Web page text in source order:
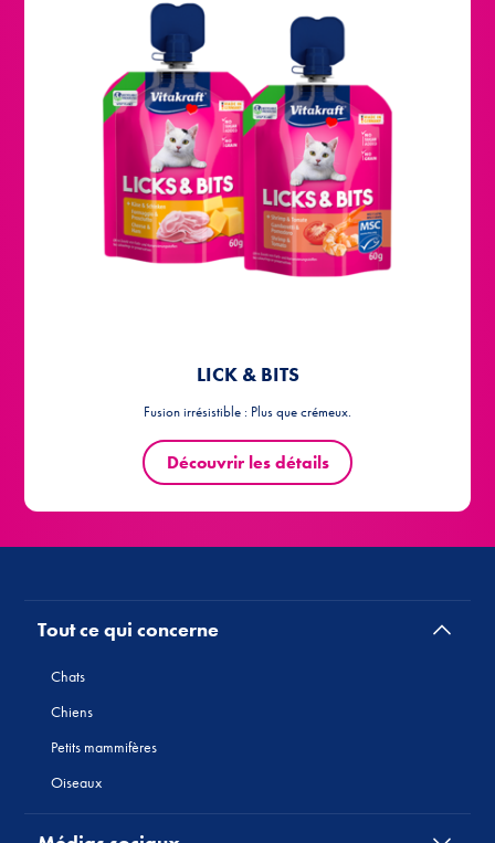
Tout ce qui concerne
Chats
Chiens
Petits mammifères
Oiseaux